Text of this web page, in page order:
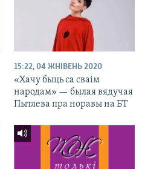
15:22, 04 ЖНІВЕНЬ 2020
«Хачу быць са сваім
народам» — былая вядучая
Пытлева пра норавы на БТ